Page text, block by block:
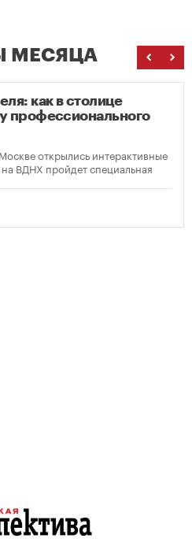
МЕСЯЦА
как в столице
профессионального
открылись интерактивные
ВДНХ пройдет специальная